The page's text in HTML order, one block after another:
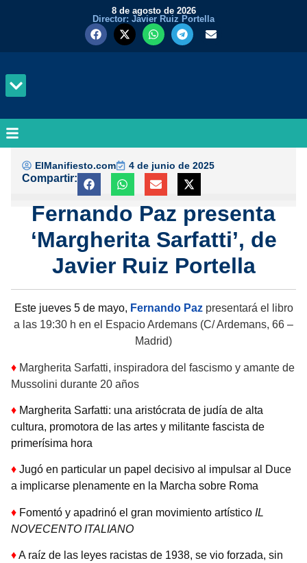
8 de agosto de 2026
Director: Javier Ruiz Portella
ElManifiesto.com 4 de junio de 2025
Compartir:
Fernando Paz presenta
‘Margherita Sarfatti’, de
Javier Ruiz Portella
Este jueves 5 de mayo, Fernando Paz presentará el libro
a las 19:30 h en el Espacio Ardemans (C/ Ardemans, 66 –
Madrid)
♦ Margherita Sarfatti, inspiradora del fascismo y amante de
Mussolini durante 20 años
♦ Margherita Sarfatti: una aristócrata de judía de alta
cultura, promotora de las artes y militante fascista de
primerísima hora
♦ Jugó en particular un papel decisivo al impulsar al Duce
a implicarse plenamente en la Marcha sobre Roma
♦ Fomentó y apadrinó el gran movimiento artístico IL
NOVECENTO ITALIANO
♦A raíz de las leyes racistas de 1938, se vio forzada, sin